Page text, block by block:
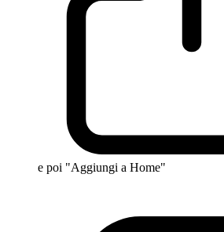
e poi "Aggiungi a Home"